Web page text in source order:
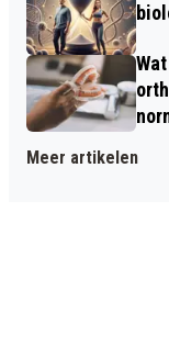
Meer artikelen